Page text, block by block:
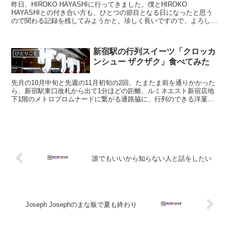
昨日、HIROKO HAYASHIに行ってきました。僕とHIROKO
HAYASHIとの付き合い方も、ひとつの節目となる日になったと思う
ので関わる記録を残してみようかと。珍しく長いですので、よろしけ
ひとりごと
新宿駅の行列スイーツ「クロッカ
ンシュー ザクザク」食べてみた
先月の10月中旬と先週の11月初旬の2回、たまたま前を通りかかった
ら、新宿駅東口改札から出て1分ほどの距離、ルミネエスト新宿店地
下1階のメトロプロムナードに繋がる通路脇に、行列のできる洋菓子
誰でもいいから知らない人と話をしたい
Joseph Josephのまな板で夏も終わり